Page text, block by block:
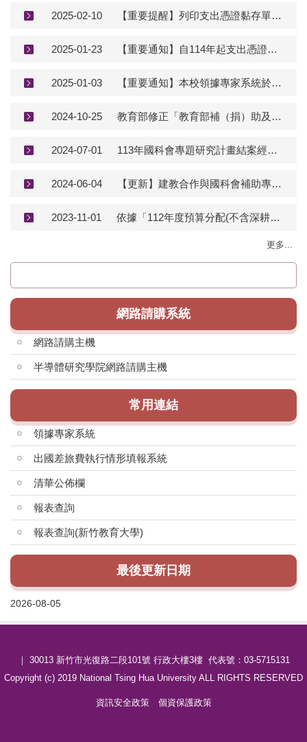
2025-02-10 【重要提醒】列印支出憑證黏存單前，請務必輸入聯絡人資訊，以方便後續連繫
2025-01-23 【重要通知】自114年起支出憑證黏存單全面自請購系統產出列印
2025-01-03 【重要通知】本校領據專家系統於114/1/3修改更新
2024-10-25 教育部修正「教育部補（捐）助及委辦經費核撥結報作業要點」，自即日生效。
2024-07-01 113年國科會專題研究計畫結案經費報支注意事項
2024-06-04 【更新】建教合作與國科會補助專題研究計畫結餘款分配表，請使用新表單送件
2023-11-01 依據「112年度預算分配(不含深耕計畫)執行注意事項」規定，本年度各院系分配之設備費，11 月底前應完成發包簽約，未完成者收回學校統籌運用
更多...
網路請購系統
網路請購主機
半導體研究學院網路請購主機
常用連結
領據專家系統
出國差旅費執行情形填報系統
清華公佈欄
報表查詢
報表查詢(新竹教育大學)
最後更新日期
2026-08-05
｜ 30013 新竹市光復路二段101號 行政大樓3樓 代表號：03-5715131
Copyright (c) 2019 National Tsing Hua University ALL RIGHTS RESERVED
資訊安全政策 個資保護政策